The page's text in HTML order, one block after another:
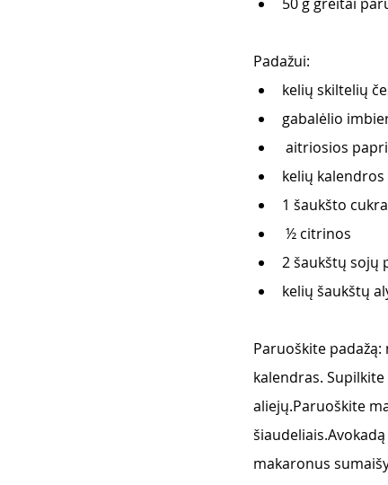
Padažui:
kelių skiltelių
gabalėlio
aitriosios
kelių kalendros
1 šaukšto
½ citrinos
2 šaukštų sojų
kelių šaukštų
Paruoškite
kalendras.
aliejų.Paruoškite
makaronus